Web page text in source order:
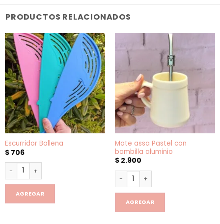
PRODUCTOS RELACIONADOS
Escurridor Ballena
$706
Escurridor Ballena cantidad
AGREGAR
Mate assa Pastel con
bombilla aluminio
$2.900
Mate assa Pastel con
AGREGAR